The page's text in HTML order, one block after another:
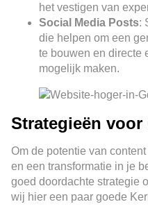
het vestigen van
Social Media Posts:
die helpen om een
te bouwen en directe
mogelijk maken.
Strategieën
Om de potentie van
en een transformatie in je
goed doordachte strategie
wij hier een paar goede